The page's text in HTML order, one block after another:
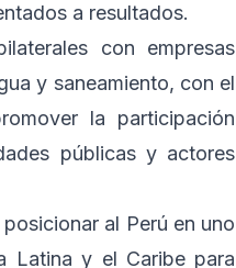
a resultados.
con empresas
y saneamiento, con el
la participación
públicas y actores
al Perú en uno
Latina y el Caribe para